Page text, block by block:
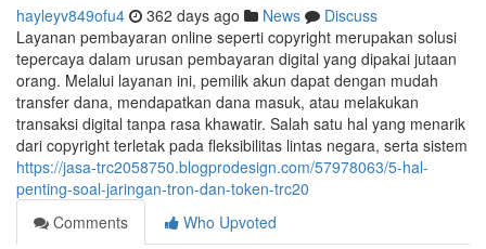
hayleyv849ofu4 362 days ago News
Discuss
Layanan pembayaran online seperti copyright merupakan solusi
tepercaya dalam urusan pembayaran digital yang dipakai jutaan
orang. Melalui layanan ini, pemilik akun dapat dengan mudah
transfer dana, mendapatkan dana masuk, atau melakukan
transaksi digital tanpa rasa khawatir. Salah satu hal yang menarik
dari copyright terletak pada fleksibilitas lintas negara, serta sistem
https://jasa-trc2058750.blogprodesign.com/57978063/5-hal-
penting-soal-jaringan-tron-dan-token-trc20
Comments
Who Upvoted